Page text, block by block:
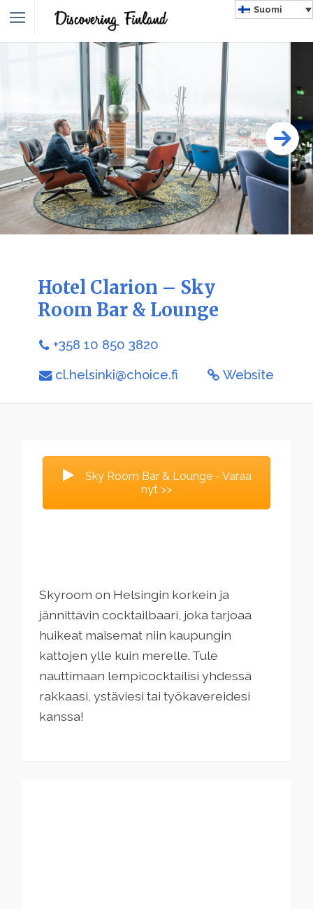
Suomi
Hotel Clarion – Sky
Room Bar & Lounge
+358 10 850 3820
cl.helsinki@choice.fi Website
Sky Room Bar & Lounge - Varaa
nyt >>
Skyroom on Helsingin korkein ja
jännittävin cocktailbaari, joka tarjoaa
huikeat maisemat niin kaupungin
kattojen ylle kuin merelle. Tule
nauttimaan lempicocktailisi yhdessä
rakkaasi, ystäviesi tai työkavereidesi
kanssa!